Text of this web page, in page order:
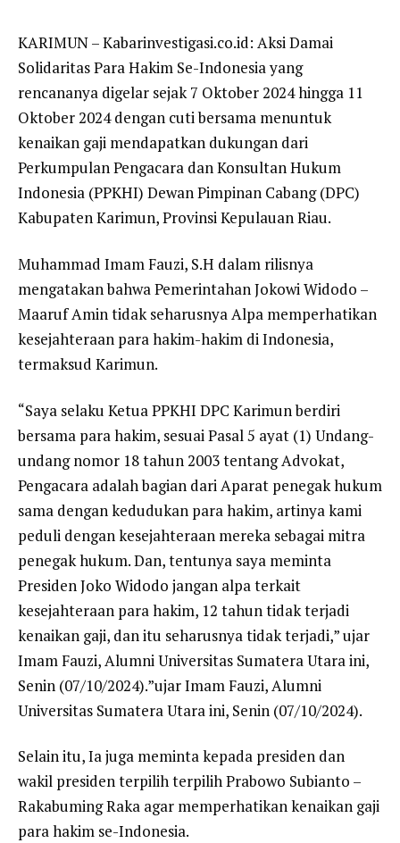
KARIMUN – Kabarinvestigasi.co.id: Aksi Damai
Solidaritas Para Hakim Se-Indonesia yang
rencananya digelar sejak 7 Oktober 2024 hingga 11
Oktober 2024 dengan cuti bersama menuntuk
kenaikan gaji mendapatkan dukungan dari
Perkumpulan Pengacara dan Konsultan Hukum
Indonesia (PPKHI) Dewan Pimpinan Cabang (DPC)
Kabupaten Karimun, Provinsi Kepulauan Riau.
Muhammad Imam Fauzi, S.H dalam rilisnya
mengatakan bahwa Pemerintahan Jokowi Widodo –
Maaruf Amin tidak seharusnya Alpa memperhatikan
kesejahteraan para hakim-hakim di Indonesia,
termaksud Karimun.
“Saya selaku Ketua PPKHI DPC Karimun berdiri
bersama para hakim, sesuai Pasal 5 ayat (1) Undang-
undang nomor 18 tahun 2003 tentang Advokat,
Pengacara adalah bagian dari Aparat penegak hukum
sama dengan kedudukan para hakim, artinya kami
peduli dengan kesejahteraan mereka sebagai mitra
penegak hukum. Dan, tentunya saya meminta
Presiden Joko Widodo jangan alpa terkait
kesejahteraan para hakim, 12 tahun tidak terjadi
kenaikan gaji, dan itu seharusnya tidak terjadi,” ujar
Imam Fauzi, Alumni Universitas Sumatera Utara ini,
Senin (07/10/2024).”ujar Imam Fauzi, Alumni
Universitas Sumatera Utara ini, Senin (07/10/2024).
Selain itu, Ia juga meminta kepada presiden dan
wakil presiden terpilih terpilih Prabowo Subianto –
Rakabuming Raka agar memperhatikan kenaikan gaji
para hakim se-Indonesia.